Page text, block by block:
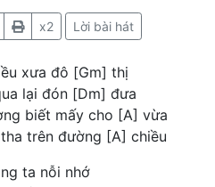
x2 Lời bài hát
xưa đô [Gm] thị
lại đón [Dm] đưa
biết mấy cho [A] vừa
trên đường [A] chiều
ta nỗi nhớ